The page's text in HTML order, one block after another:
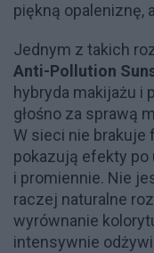
piękną opaleniznę,
Jednym z takich
Anti-Pollution
hybryda makijażu i
głośno za sprawą
W sieci nie brakuje
pokazują efekty po
i promiennie. Nie
raczej naturalne
wyrównanie
intensywnie